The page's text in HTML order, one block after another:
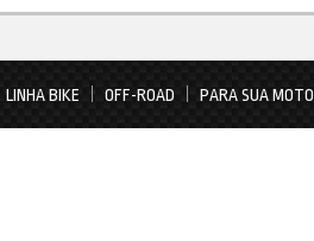
LINHA BIKE OFF-ROAD PARA SUA MOTO